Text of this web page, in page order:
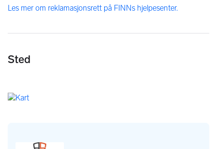
Man - Fre : 10:00 - 17:00
Lørdag: 10.00 - 16.00
Søndag og øvrige tider etter avtale.
Les mer om reklamasjonsrett på FINNs hjelpesenter.
Sted